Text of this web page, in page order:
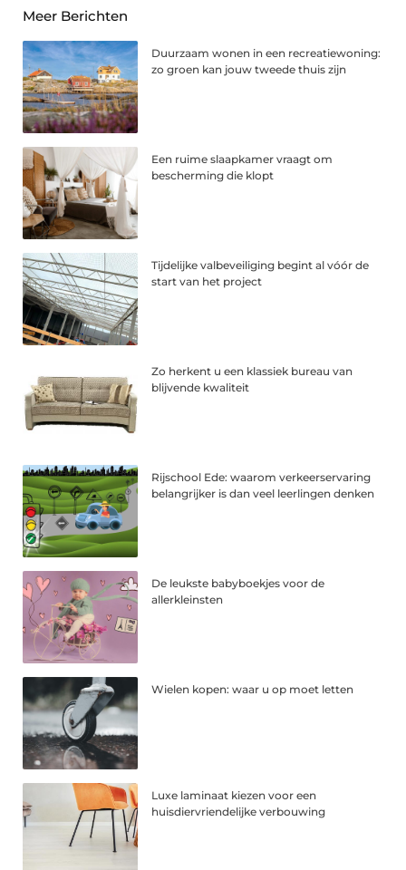
Meer Berichten
Duurzaam wonen in een recreatiewoning:
zo groen kan jouw tweede thuis zijn
Een ruime slaapkamer vraagt om
bescherming die klopt
Tijdelijke valbeveiliging begint al vóór de
start van het project
Zo herkent u een klassiek bureau van
blijvende kwaliteit
Rijschool Ede: waarom verkeerservaring
belangrijker is dan veel leerlingen denken
De leukste babyboekjes voor de
allerkleinsten
Wielen kopen: waar u op moet letten
Luxe laminaat kiezen voor een
huisdiervriendelijke verbouwing